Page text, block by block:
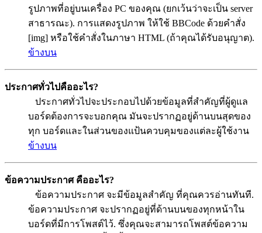
รูปภาพที่อยู่บนเครื่อง PC ของคุณ (ยกเว้นว่าจะเป็น server
สาธารณะ). การแสดงรูปภาพ ให้ใช้ BBCode ด้วยคำสั่ง
[img] หรือใช้คำสั่งในภาษา HTML (ถ้าคุณได้รับอนุญาต).
ข้างบน
ประกาศทั่วไปคืออะไร?
ประกาศทั่วไปจะประกอบไปด้วยข้อมูลที่สำคัญที่ผู้ดูแล
บอร์ดต้องการจะบอกคุณ มันจะปรากฏอยู่ด้านบนสุดของ
ทุก บอร์ดและในส่วนของแป้นควบคุมของแต่ละผู้ใช้งาน
ข้างบน
ข้อความประกาศ คืออะไร?
ข้อความประกาศ จะมีข้อมูลสำคัญ ที่คุณควรอ่านทันที.
ข้อความประกาศ จะปรากฏอยู่ที่ด้านบนของทุกหน้าใน
บอร์ดที่มีการโพสต์ไว้. ซึ่งคุณจะสามารถโพสต์ข้อความ